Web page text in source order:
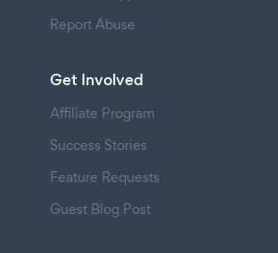
Report Abuse
Get Involved
Affiliate Program
Success Stories
Feature Requests
Guest Blog Post